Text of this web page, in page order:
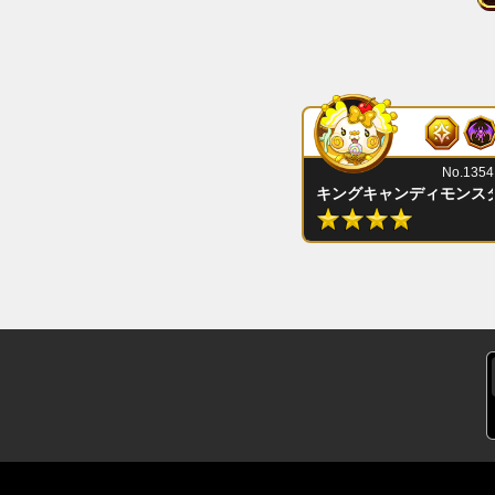
キングキャンディモンス
No.1354